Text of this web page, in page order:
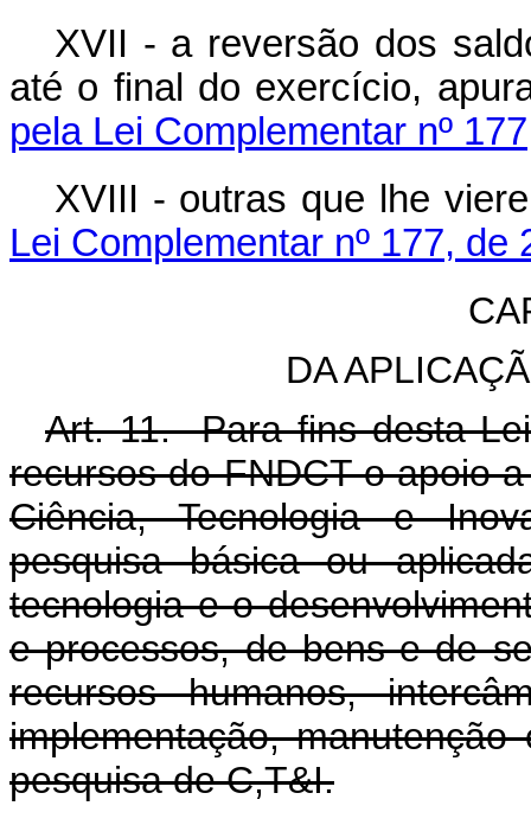
XVII - a reversão dos
até o final do exercício,
pela Lei Complementar nº
XVIII - outras que lhe
Lei Complementar nº 177, de
DA
Art. 11. Para fins desta
recursos do FNDCT o apoio
Ciência, Tecnologia e
pesquisa básica ou
tecnologia e o
e processos, de bens e de
recursos humanos,
implementação,
pesquisa de C,T&I.